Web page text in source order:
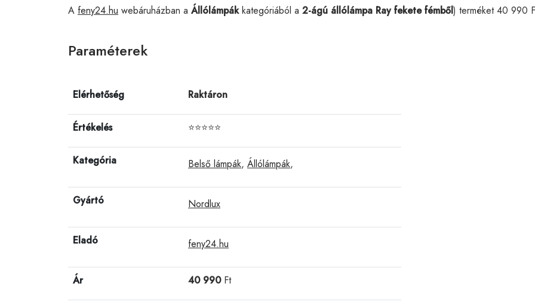
A feny24.hu webáruházban a Állólámpákkategóriából a 2-ágú állólámpa Ray fekete fémből) terméket 40 990
Paraméterek
Elérhetőség Raktáron
Értékelés ⭐⭐⭐⭐⭐
Kategória Belső lámpák, Állólámpák,
Gyártó Nordlux
Eladó feny24.hu
Ár 40 990Ft